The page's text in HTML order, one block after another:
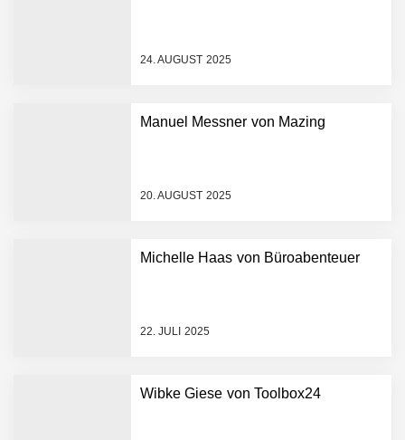
24. AUGUST 2025
Manuel Messner von Mazing
20. AUGUST 2025
Michelle Haas von Büroabenteuer
22. JULI 2025
Wibke Giese von Toolbox24
Portrait
Tabuthema Schwitzen?
Crqlar: Wie ein